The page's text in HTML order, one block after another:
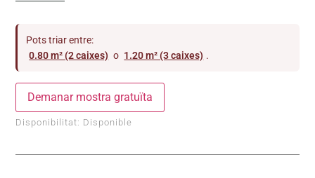
Pots triar entre:
0.80 m² (2 caixes) o 1.20 m² (3 caixes) .
Demanar mostra gratuïta
Disponibilitat: Disponible